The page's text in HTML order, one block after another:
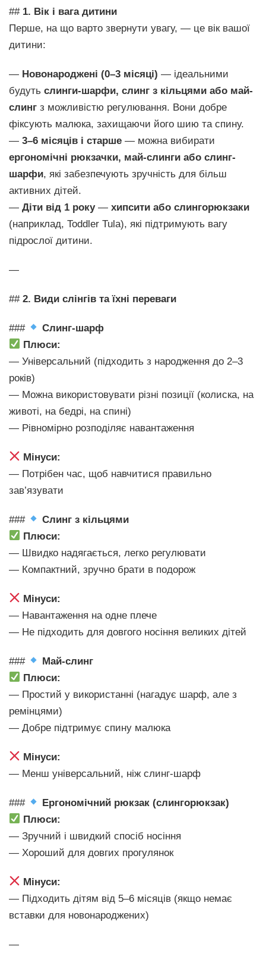
## 1. Вік і вага дитини
Перше, на що варто звернути увагу, — це вік вашої
дитини:
— Новонароджені (0–3 місяці) — ідеальними
будуть слинги-шарфи, слинг з кільцями або май-
слинг з можливістю регулювання. Вони добре
фіксують малюка, захищаючи його шию та спину.
— 3–6 місяців і старше — можна вибирати
ергономічні рюкзачки, май-слинги або слинг-
шарфи, які забезпечують зручність для більш
активних дітей.
— Діти від 1 року— хипсити або слингорюкзаки
(наприклад, Toddler Tula), які підтримують вагу
підрослої дитини.
—
## 2. Види слінгів та їхні переваги
###
Слинг-шарф
Плюси:
— Універсальний (підходить з народження до 2–3
років)
— Можна використовувати різні позиції (колиска, на
животі, на бедрі, на спині)
— Рівномірно розподіляє навантаження
Мінуси:
— Потрібен час, щоб навчитися правильно
зав’язувати
###
Слинг з кільцями
Плюси:
— Швидко надягається, легко регулювати
— Компактний, зручно брати в подорож
Мінуси:
— Навантаження на одне плече
— Не підходить для довгого носіння великих дітей
###
Май-слинг
Плюси:
— Простий у використанні (нагадує шарф, але з
ремінцями)
— Добре підтримує спину малюка
Мінуси:
— Менш універсальний, ніж слинг-шарф
###
Ергономічний рюкзак (слингорюкзак)
Плюси:
— Зручний і швидкий спосіб носіння
— Хороший для довгих прогулянок
Мінуси:
— Підходить дітям від 5–6 місяців (якщо немає
вставки для новонароджених)
—